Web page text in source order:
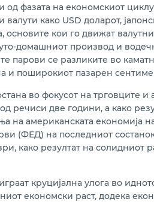
фазата на економскиот
како USD доларот,
кои го движат
домашниот производ и
парови се разликите во
и поширокиот пазарен
во фокусот на трговците
речиси две години, а како
американската економија
(ФЕД) на последниот
како резултат на солидниот
круцијална улога во
економски раст, додека